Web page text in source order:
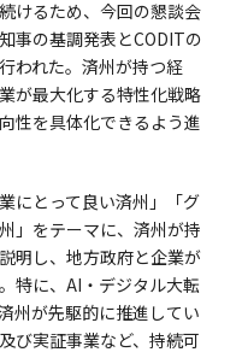
けるため、今回の懇談会
事の基調発表とCODITの
われた。済州が持つ経
が最大化する特性化戦略
性を具体化できるよう進
にとって良い済州」「グ
」をテーマに、済州が持
明し、地方政府と企業が
特に、AI・デジタル大転
州が先駆的に推進してい
び実証事業など、持続可